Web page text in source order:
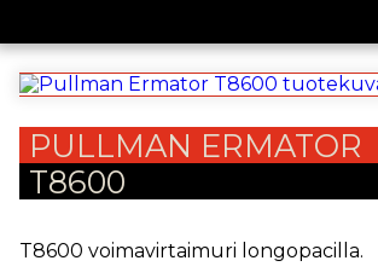
PULLMAN ERMATOR
T8600
T8600 voimavirtaimuri longopacilla.